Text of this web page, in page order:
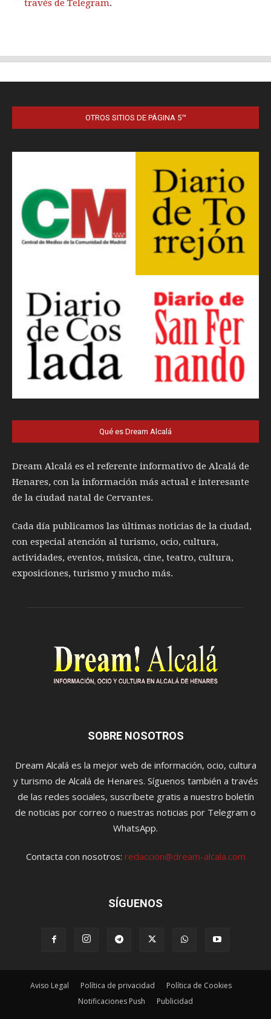
OTROS SITIOS DE PÁGINA 5™
Qué es Dream Alcalá
Dream Alcalá es el referente informativo de Alcalá de
Henares, con la información más actual e interesante
de la ciudad natal de Cervantes.
Cada día publicamos las últimas noticias de la ciudad,
con especial atención al turismo, ocio, cultura,
actividades, eventos, música, cine, teatro, cultura,
exposiciones, turismo y mucho más.
SOBRE NOSOTROS
Dream Alcalá es la mejor web de información, ocio, cultura
y turismo de Alcalá de Henares. Síguenos también a través
de las redes sociales, suscríbete gratis a nuestro boletín
de noticias por correo o nuestras noticias por Telegram o
WhatsApp.
Contacta con nosotros: redaccion@dream-alcala.com
SÍGUENOS
Aviso Legal Política de privacidad
Política de Cookies
Notificaciones Push
Publicidad